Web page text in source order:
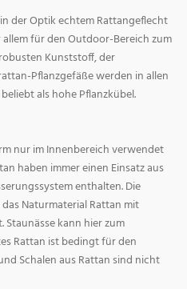
der Optik echtem Rattangeflecht
für den Outdoor-Bereich zum
Kunststoff, der
Pflanzgefäße werden in allen
als hohe Pflanzkübel.
nur im Innenbereich verwendet
haben immer einen Einsatz aus
enthalten. Die
Naturmaterial Rattan mit
kann hier zum
Rattan ist bedingt für den
Schalen aus Rattan sind nicht